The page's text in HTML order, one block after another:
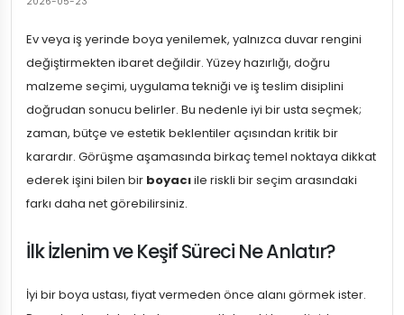
Ev veya iş yerinde boya yenilemek, yalnızca duvar rengini
değiştirmekten ibaret değildir. Yüzey hazırlığı, doğru
malzeme seçimi, uygulama tekniği ve iş teslim disiplini
doğrudan sonucu belirler. Bu nedenle iyi bir usta seçmek;
zaman, bütçe ve estetik beklentiler açısından kritik bir
karardır. Görüşme aşamasında birkaç temel noktaya dikkat
ederek işini bilen bir boyacıile riskli bir seçim arasındaki
farkı daha net görebilirsiniz.
İlk İzlenim ve Keşif Süreci Ne Anlatır?
İyi bir boya ustası, fiyat vermeden önce alanı görmek ister.